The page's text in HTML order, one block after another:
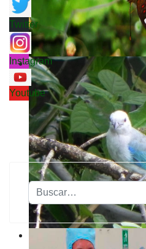
Twitter
Instagram
Youtube
Buscar